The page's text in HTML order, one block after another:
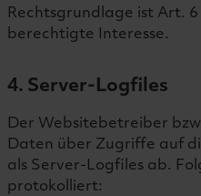
Rechtsgrundlage ist Art.
berechtigte Interesse.
4. Server-Logfiles
Der Websitebetreiber
Daten über Zugriffe auf
als Server-Logfiles ab.
protokolliert: